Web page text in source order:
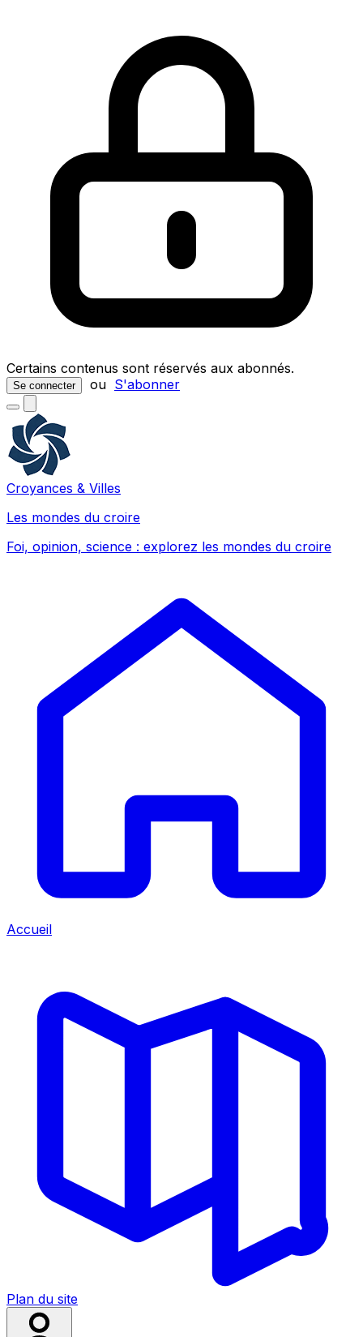
Certains contenus sont réservés aux abonnés.
Se connecter ou S'abonner
Croyances & Villes
Les mondes du croire
Foi, opinion, science : explorez les mondes du croire
Accueil
Plan du site